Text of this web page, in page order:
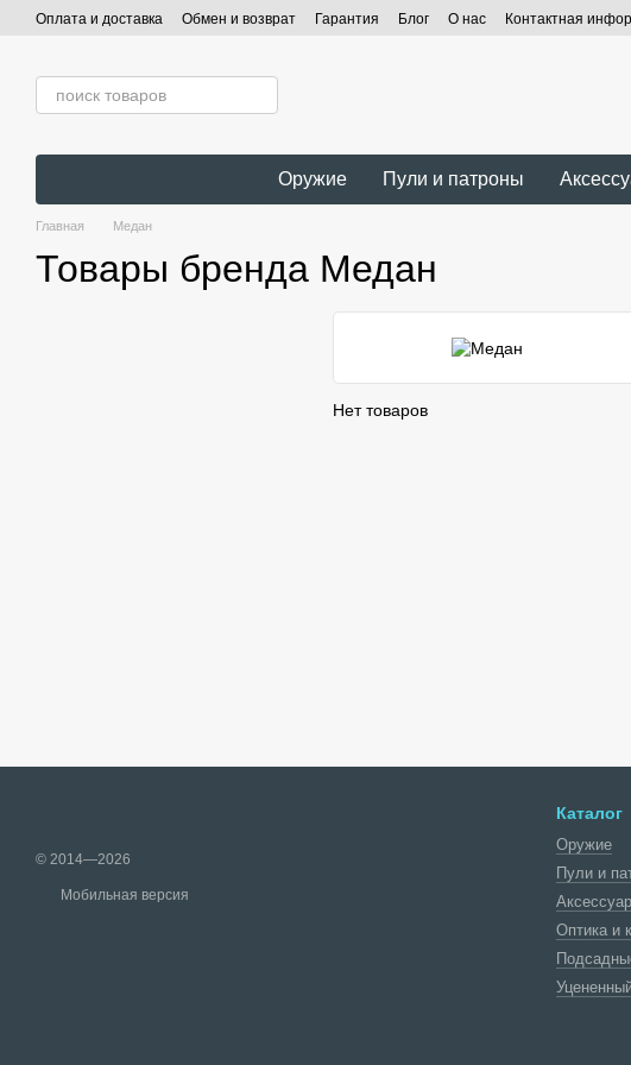
Перейти к основному контенту
Оплата и доставка Обмен и возврат Гарантия Блог О нас Контактная
Оружие Пули и патроны
Главная Медан
Товары бренда Медан
Нет товаров
© 2014—2026
Мобильная версия
Каталог
Оружие
Пули и
Оптика и